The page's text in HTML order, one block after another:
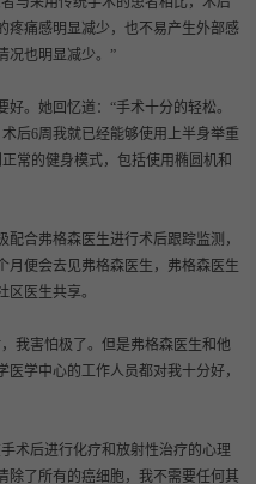
疼痛感明显减少，也不易产生外部感
况也明显减少。”
。她回忆道：“手术十分的轻松。
后6周我就已经能够使用上半身举重
常的健身模式，包括使用椭圆机和
合弗格森医生进行术后跟踪监测，
月便会去见弗格森医生，弗格森医生
医生共享。
我害怕极了。但是弗格森医生和他
学中心的工作人员都对我十分好，
术后进行化疗和放射性治疗的心理
除了所有的癌细胞，我不需要任何其